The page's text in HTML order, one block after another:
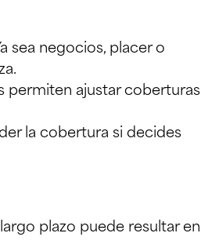
sea negocios, placer o
permiten ajustar coberturas
la cobertura si decides
plazo puede resultar en